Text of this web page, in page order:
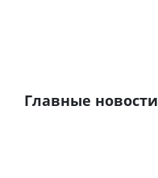
Главные новости